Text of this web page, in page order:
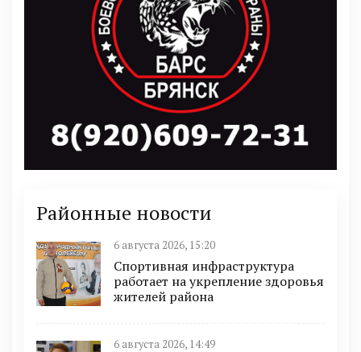
Районные новости
6 августа 2026, 15:20
Спортивная инфраструктура
работает на укрепление здоровья
жителей района
6 августа 2026, 14:49